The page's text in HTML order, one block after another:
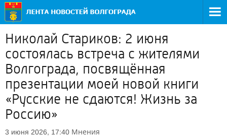
Николай Стариков: 2 июня
состоялась встреча с жителями
Волгограда, посвящённая
презентации моей новой книги
«Русские не сдаются! Жизнь за
Россию»
3 июня 2026, 17:40 Мнения